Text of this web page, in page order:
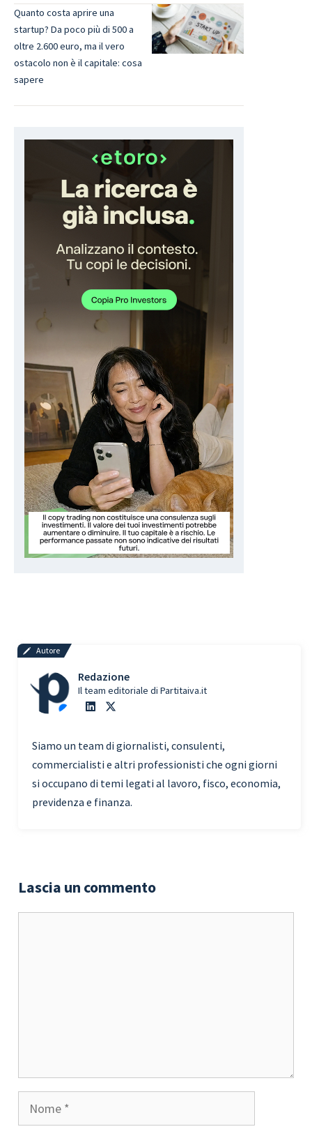
Quanto costa aprire una
startup? Da poco più di 500 a
oltre 2.600 euro, ma il vero
ostacolo non è il capitale: cosa
sapere
Autore
Redazione
Il team editoriale di Partitaiva.it
Siamo un team di giornalisti, consulenti,
commercialisti e altri professionisti che ogni giorni
si occupano di temi legati al lavoro, fisco, economia,
previdenza e finanza.
Lascia un commento
Nome